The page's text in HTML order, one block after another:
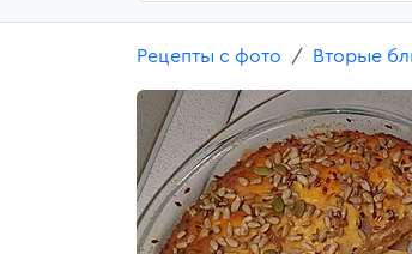
Рецепты с фото Вторые